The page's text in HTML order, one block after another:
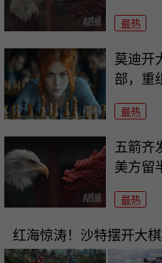
最热
莫迪开
部，重
最热
五箭齐
美方留
最热
红海惊涛！沙特摆开大